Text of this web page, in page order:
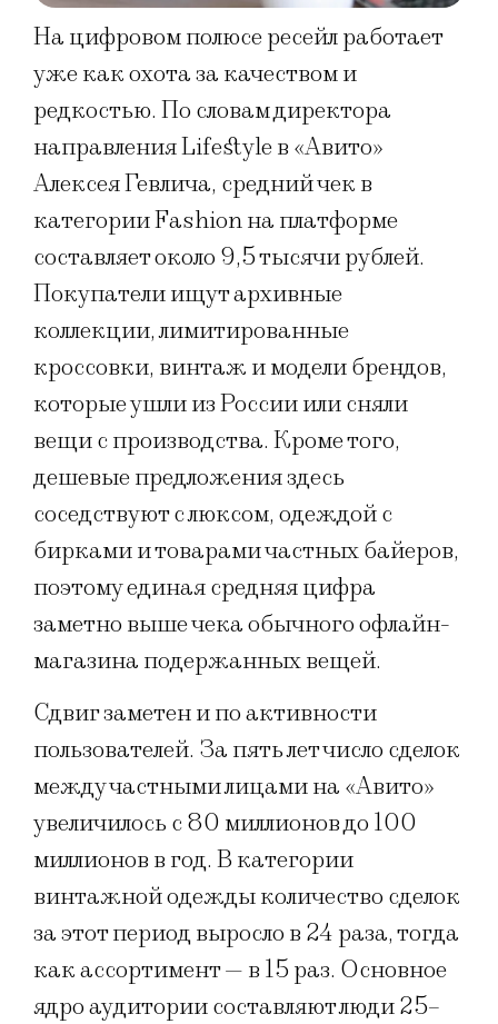
На цифровом полюсе ресейл работает
уже как охота за качеством и
редкостью. По словам директора
направления Lifestyle в «Авито»
Алексея Гевлича, средний чек в
категории Fashion на платформе
составляет около 9,5 тысячи рублей.
Покупатели ищут архивные
коллекции, лимитированные
кроссовки, винтаж и модели брендов,
которые ушли из России или сняли
вещи с производства. Кроме того,
дешевые предложения здесь
соседствуют с люксом, одеждой с
бирками и товарами частных байеров,
поэтому единая средняя цифра
заметно выше чека обычного офлайн-
магазина подержанных вещей.
Сдвиг заметен и по активности
пользователей. За пять лет число сделок
между частными лицами на «Авито»
увеличилось с 80 миллионов до 100
миллионов в год. В категории
винтажной одежды количество сделок
за этот период выросло в 24 раза, тогда
как ассортимент — в 15 раз. Основное
ядро аудитории составляют люди 25–